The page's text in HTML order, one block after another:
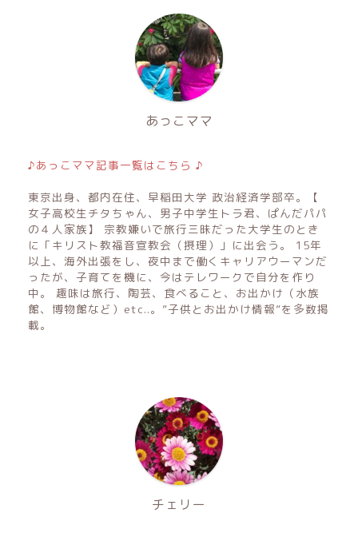
あっこママ
♪あっこママ記事一覧はこちら ♪
東京出身、都内在住、早稲田大学 政治経済学部卒。【
女子高校生チタちゃん、男子中学生トラ君、ぱんだパパ
の４人家族】 宗教嫌いで旅行三昧だった大学生のとき
に「キリスト教福音宣教会（摂理）」に出会う。 15年
以上、海外出張をし、夜中まで働くキャリアウーマンだ
ったが、子育てを機に、今はテレワークで自分を作り
中。 趣味は旅行、陶芸、食べること、お出かけ（水族
館、博物館など）etc..。”子供とお出かけ情報”を多数掲
載。
チェリー